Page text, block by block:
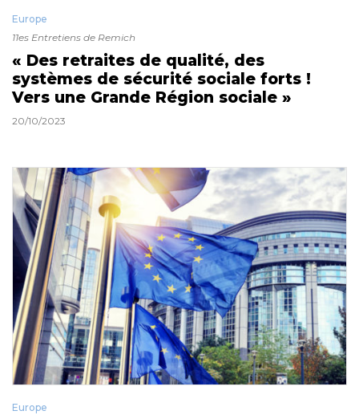
Europe
11es Entretiens de Remich
« Des retraites de qualité, des
systèmes de sécurité sociale forts !
Vers une Grande Région sociale »
20/10/2023
Europe